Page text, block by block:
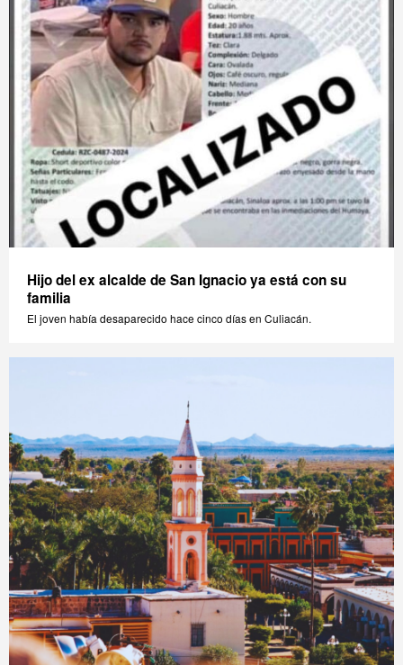
Hijo del ex alcalde de San Ignacio ya está con su
familia
El joven había desaparecido hace cinco días en Culiacán.